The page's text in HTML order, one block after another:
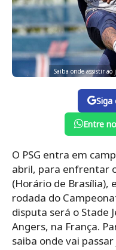
Saiba onde assistir ao
Siga
Entre
O PSG entra em
abril, para enfrentar
(Horário de Brasília),
rodada do
disputa será o Stade
Angers, na França.
saiba onde vai